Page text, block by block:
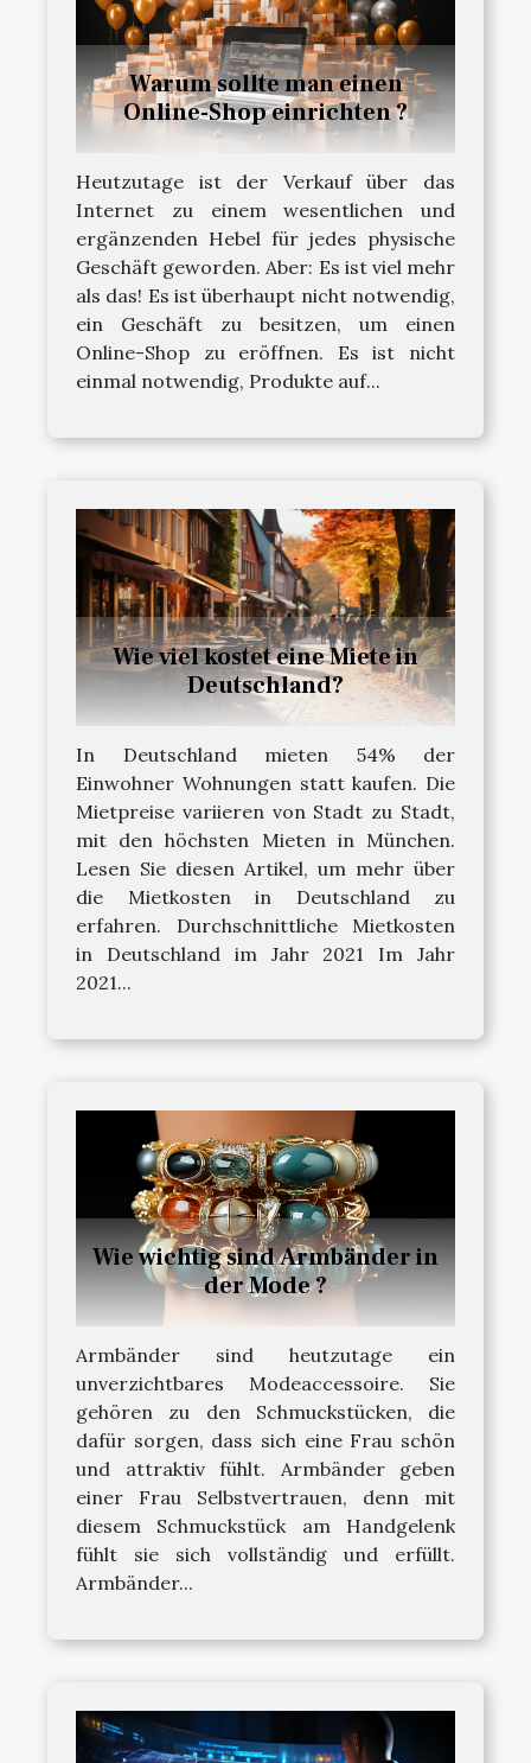
Warum sollte man einen
Online-Shop einrichten ?
Heutzutage ist der Verkauf über das
Internet zu einem wesentlichen und
ergänzenden Hebel für jedes physische
Geschäft geworden. Aber: Es ist viel mehr
als das! Es ist überhaupt nicht notwendig,
ein Geschäft zu besitzen, um einen
Online-Shop zu eröffnen. Es ist nicht
einmal notwendig, Produkte auf...
Wie viel kostet eine Miete in
Deutschland?
In Deutschland mieten 54% der
Einwohner Wohnungen statt kaufen. Die
Mietpreise variieren von Stadt zu Stadt,
mit den höchsten Mieten in München.
Lesen Sie diesen Artikel, um mehr über
die Mietkosten in Deutschland zu
erfahren. Durchschnittliche Mietkosten
in Deutschland im Jahr 2021 Im Jahr
2021...
Wie wichtig sind Armbänder in
der Mode ?
Armbänder sind heutzutage ein
unverzichtbares Modeaccessoire. Sie
gehören zu den Schmuckstücken, die
dafür sorgen, dass sich eine Frau schön
und attraktiv fühlt. Armbänder geben
einer Frau Selbstvertrauen, denn mit
diesem Schmuckstück am Handgelenk
fühlt sie sich vollständig und erfüllt.
Armbänder...